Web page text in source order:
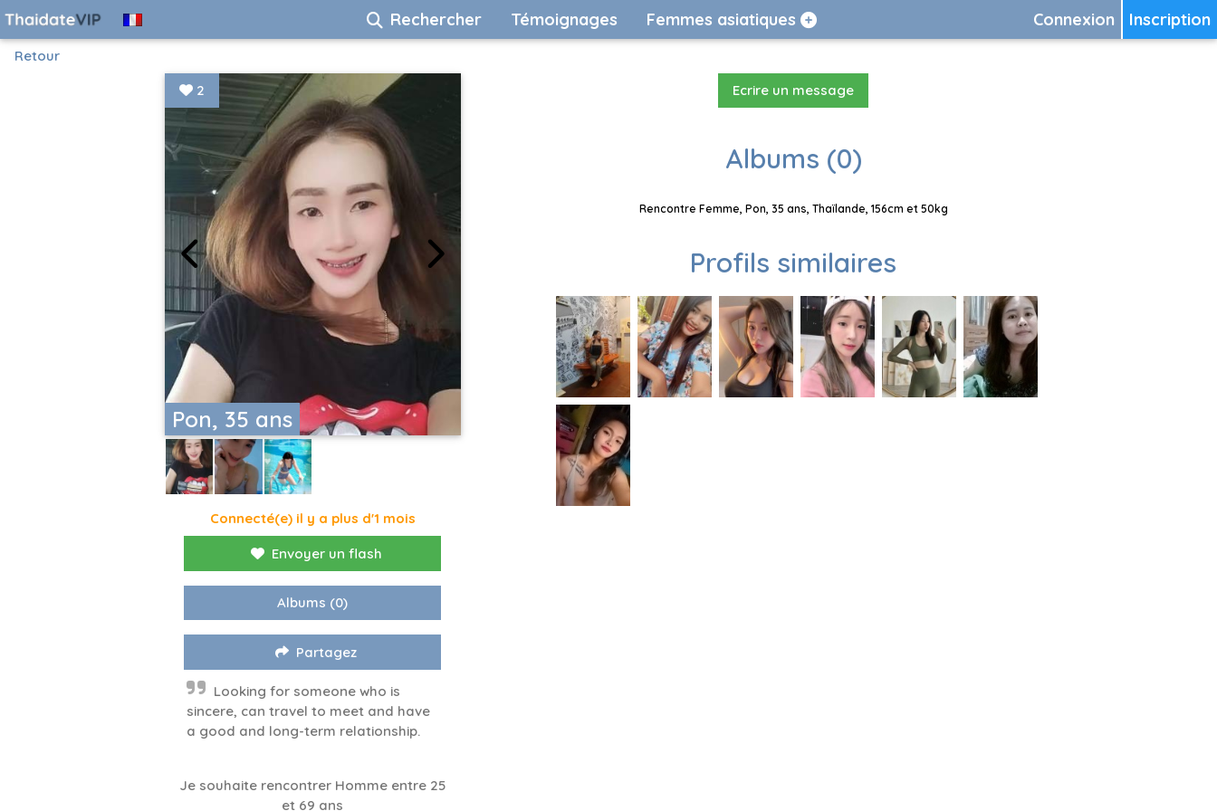
Inscription
Connexion
Rechercher Témoignages Femmes asiatiques
Retour
Pon, 35 ans
2
Connecté(e) il y a plus d'1 mois
Envoyer un flash
Albums (0)
Partagez
Looking for someone who is
sincere, can travel to meet and have
a good and long-term relationship.
Je souhaite rencontrer Homme entre 25
et 69 ans
Ecrire un message
Albums (0)
Rencontre Femme, Pon, 35 ans, Thaïlande, 156cm et 50kg
Profils similaires